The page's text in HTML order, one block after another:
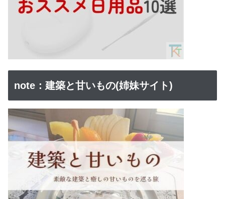
note：建築と甘いもの(姉妹サイト)